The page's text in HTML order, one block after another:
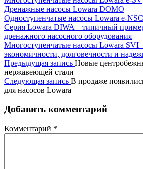
Дренажные насосы Lowara DOMO
Одноступенчатые насосы Lowara e-NSC
Серия Lowara DIWA – типичный
дренажного насосного оборудования
Многоступенчатые насосы Lowara SVI
экономичности, долговечности и
Предыдущая запись Новые
нержавеющей стали
Следующая запись В продаже
для насосов Lowara
Добавить комментарий
Комментарий *